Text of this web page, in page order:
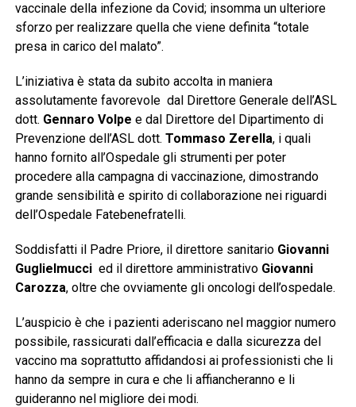
vaccinale della infezione da Covid; insomma un ulteriore
sforzo per realizzare quella che viene definita “totale
presa in carico del malato”.
L’iniziativa è stata da subito accolta in maniera
assolutamente favorevole dal Direttore Generale dell’ASL
dott. Gennaro Volpe e dal Direttore del Dipartimento di
Prevenzione dell’ASL dott. Tommaso Zerella, i quali
hanno fornito all’Ospedale gli strumenti per poter
procedere alla campagna di vaccinazione, dimostrando
grande sensibilità e spirito di collaborazione nei riguardi
dell’Ospedale Fatebenefratelli.
Soddisfatti il Padre Priore, il direttore sanitario Giovanni
Guglielmuccied il direttore amministrativo Giovanni
Carozza, oltre che ovviamente gli oncologi dell’ospedale.
L’auspicio è che i pazienti aderiscano nel maggior numero
possibile, rassicurati dall’efficacia e dalla sicurezza del
vaccino ma soprattutto affidandosi ai professionisti che li
hanno da sempre in cura e che li affiancheranno e li
guideranno nel migliore dei modi.